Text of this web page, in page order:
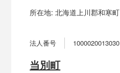
所在地:北海道上川郡和寒町
法人番号 1000020013030
当別町